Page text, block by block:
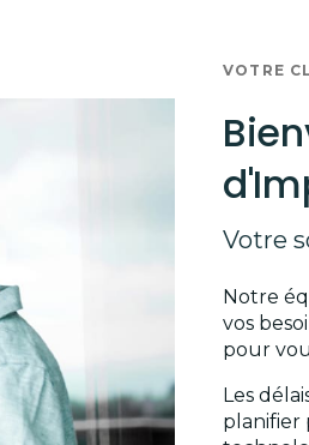
VOTRE
Votre
Notre
vos
pour
Les
planifier